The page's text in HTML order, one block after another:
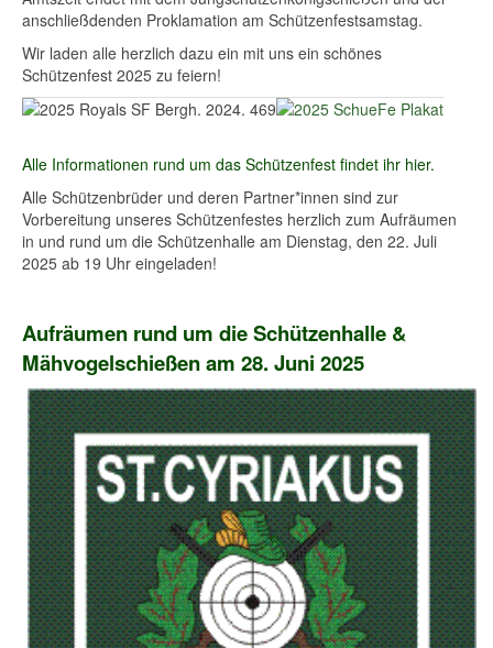
anschließdenden Proklamation am Schützenfestsamstag.
Wir laden alle herzlich dazu ein mit uns ein schönes
Schützenfest 2025 zu feiern!
Alle Informationen rund um das Schützenfest findet ihr hier.
Alle Schützenbrüder und deren Partner*innen sind zur
Vorbereitung unseres Schützenfestes herzlich zum Aufräumen
in und rund um die Schützenhalle am Dienstag, den 22. Juli
2025 ab 19 Uhr eingeladen!
Aufräumen rund um die Schützenhalle &
Mähvogelschießen am 28. Juni 2025